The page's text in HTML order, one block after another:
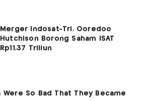
Merger Indosat-Tri, Ooredoo
Hutchison Borong Saham ISAT
Rp11,37 Triliun